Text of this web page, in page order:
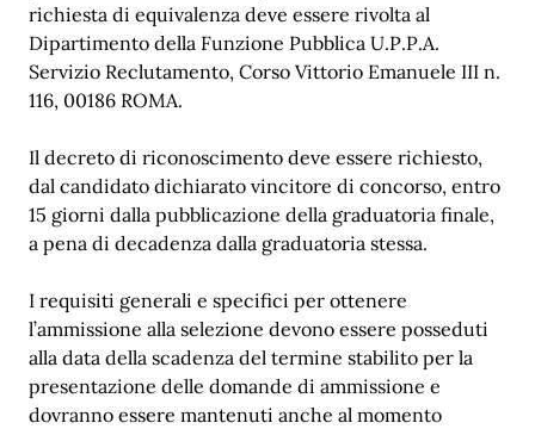
richiesta di equivalenza deve essere rivolta al
Dipartimento della Funzione Pubblica U.P.P.A.
Servizio Reclutamento, Corso Vittorio Emanuele III n.
116, 00186 ROMA.
Il decreto di riconoscimento deve essere richiesto,
dal candidato dichiarato vincitore di concorso, entro
15 giorni dalla pubblicazione della graduatoria finale,
a pena di decadenza dalla graduatoria stessa.
I requisiti generali e specifici per ottenere
l’ammissione alla selezione devono essere posseduti
alla data della scadenza del termine stabilito per la
presentazione delle domande di ammissione e
dovranno essere mantenuti anche al momento